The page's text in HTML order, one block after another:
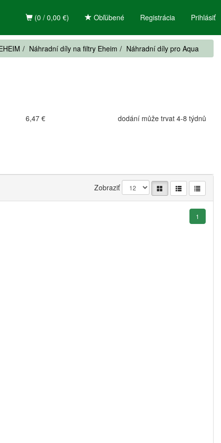
Registrácia Prihlásiť
(0 / 0,00 €) Obľúbené
Náhradní díly na filtry Eheim Náhradní díly pro Aqua
6,47 € dodání může trvat 4-8 týdnů
Zobraziť
1